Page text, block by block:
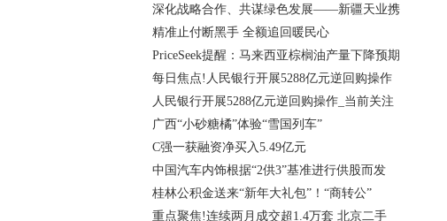
深化战略合作、共谋绿色发展——新疆天业携
精准止付断黑手 全额追回暖民心
PriceSeek提醒：马来西亚棕榈油产量下降预期
每日焦点!人民银行开展5288亿元逆回购操作
人民银行开展5288亿元逆回购操作_当前关注
广西“小砂糖橘”体验“雪国列车”
C强一获融资净买入5.49亿元
中国汽车内饰根据“2供3”基准进行供股而发
桂林公积金送来“新年大礼包”！“商转公”
重点聚焦!连续两月成交超1.4万套 北京二手